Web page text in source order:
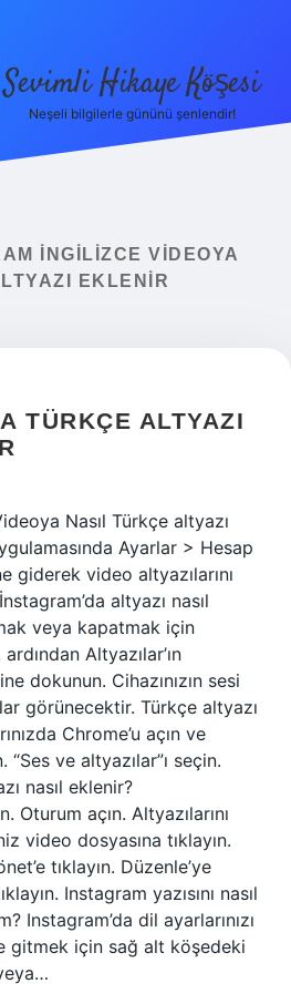
Sevimli Hikaye Köşesi
Neşeli bilgilerle gününü şenlendir!
İNGILIZCE VIDEOYA
EKLENIR
TÜRKÇE ALTYAZI
Nasıl Türkçe altyazı
Ayarlar > Hesap
giderek video altyazılarını
altyazı nasıl
veya kapatmak için
Altyazılar’ın
dokunun. Cihazınızın sesi
görünecektir. Türkçe altyazı
Chrome’u açın ve
“Ses ve altyazılar”ı seçin.
nasıl eklenir?
Oturum açın. Altyazılarını
video dosyasına tıklayın.
tıklayın. Düzenle’ye
Instagram yazısını nasıl
Instagram’da dil ayarlarınızı
gitmek için sağ alt köşedeki